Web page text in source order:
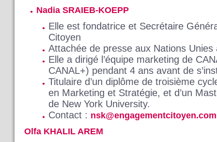
Nadia SRAIEB-KOEPP
Elle est fondatrice et Secrétaire
Citoyen
Attachée de presse aux Nations Unies
Elle a dirigé l’équipe marketing de
CANAL+) pendant 4 ans avant de
Titulaire d’un diplôme de troisième
en Marketing et Stratégie, et d’un
de New York University.
Contact : nsk@engagementcitoyen.com
Olfa KHALIL AREM